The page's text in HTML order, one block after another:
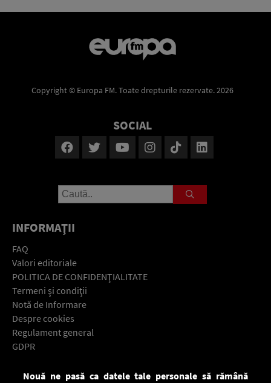
Copyright © Europa FM. Toate drepturile rezervate. 2026
SOCIAL
INFORMAŢII
FAQ
Valori editoriale
POLITICA DE CONFIDENŢIALITATE
Termeni şi condiţii
Notă de Informare
Despre cookies
Regulament general
GDPR
Nouă ne pasă ca datele tale personale să rămână